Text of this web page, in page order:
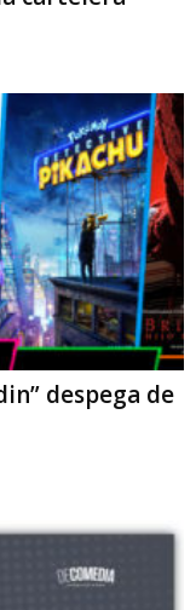
despega de